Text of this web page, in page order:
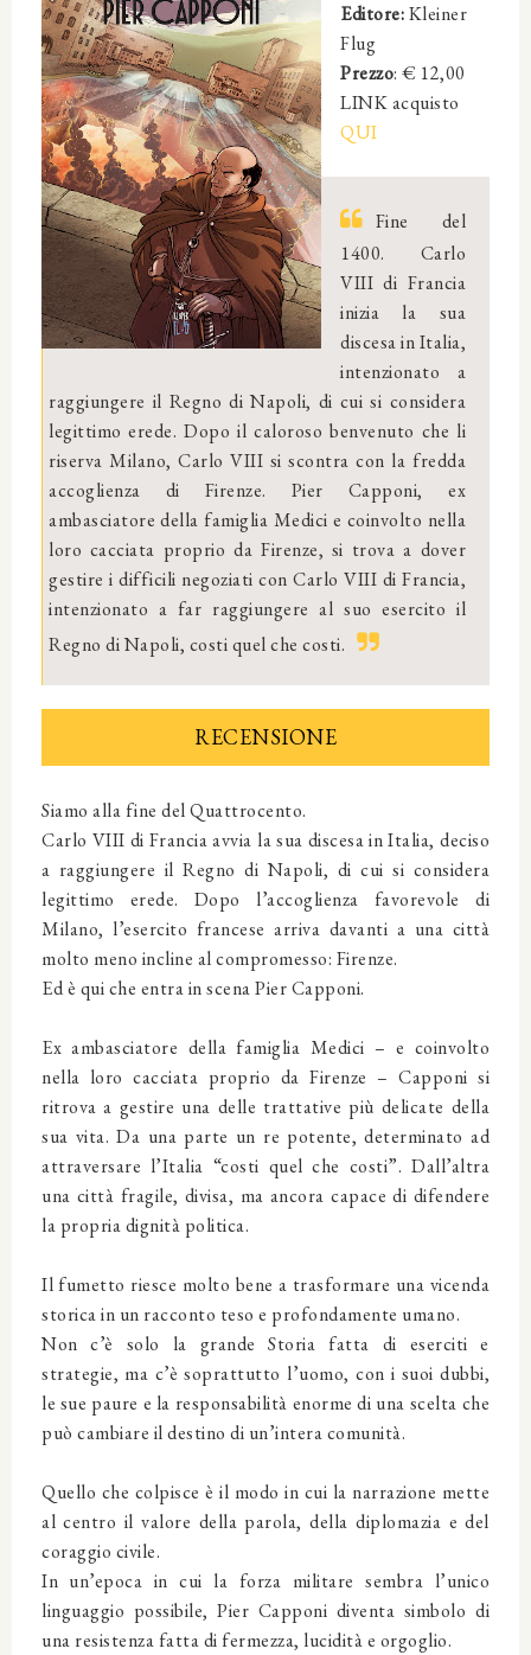
Editore:Kleiner
Flug
Prezzo: € 12,00
LINK acquisto
QUI
Fine del
1400. Carlo
VIII di Francia
inizia la sua
discesa in Italia,
intenzionato a
raggiungere il Regno di Napoli, di cui si considera
legittimo erede. Dopo il caloroso benvenuto che li
riserva Milano, Carlo VIII si scontra con la fredda
accoglienza di Firenze. Pier Capponi, ex
ambasciatore della famiglia Medici e coinvolto nella
loro cacciata proprio da Firenze, si trova a dover
gestire i difficili negoziati con Carlo VIII di Francia,
intenzionato a far raggiungere al suo esercito il
Regno di Napoli, costi quel che costi.
RECENSIONE
Siamo alla fine del Quattrocento.
Carlo VIII di Francia avvia la sua discesa in Italia, deciso
a raggiungere il Regno di Napoli, di cui si considera
legittimo erede. Dopo l’accoglienza favorevole di
Milano, l’esercito francese arriva davanti a una città
molto meno incline al compromesso: Firenze.
Ed è qui che entra in scena Pier Capponi.
Ex ambasciatore della famiglia Medici – e coinvolto
nella loro cacciata proprio da Firenze – Capponi si
ritrova a gestire una delle trattative più delicate della
sua vita. Da una parte un re potente, determinato ad
attraversare l’Italia “costi quel che costi”. Dall’altra
una città fragile, divisa, ma ancora capace di difendere
la propria dignità politica.
Il fumetto riesce molto bene a trasformare una vicenda
storica in un racconto teso e profondamente umano.
Non c’è solo la grande Storia fatta di eserciti e
strategie, ma c’è soprattutto l’uomo, con i suoi dubbi,
le sue paure e la responsabilità enorme di una scelta che
può cambiare il destino di un’intera comunità.
Quello che colpisce è il modo in cui la narrazione mette
al centro il valore della parola, della diplomazia e del
coraggio civile.
In un’epoca in cui la forza militare sembra l’unico
linguaggio possibile, Pier Capponi diventa simbolo di
una resistenza fatta di fermezza, lucidità e orgoglio.